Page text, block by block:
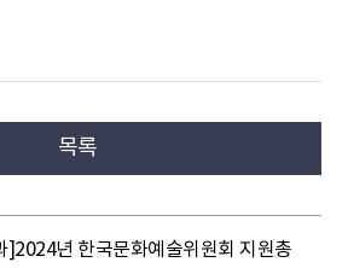
목록
]2024년 한국문화예술위원회 지원총